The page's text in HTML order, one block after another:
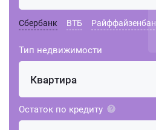
Сбербанк ВТБ
Тип недвижимости
Квартира
Остаток по кредиту